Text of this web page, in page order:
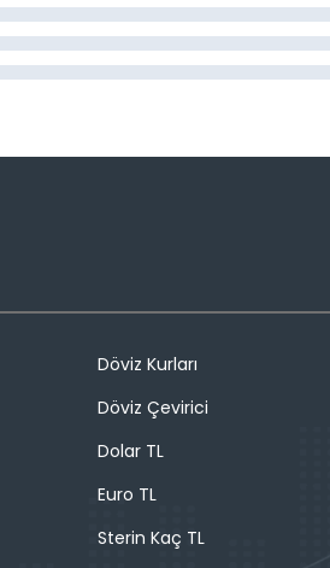
Döviz Kurları
Döviz Çevirici
Dolar TL
Euro TL
Sterin Kaç TL